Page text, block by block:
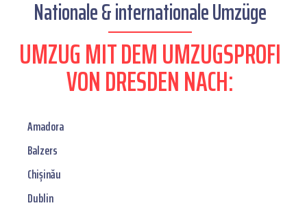
Nationale & internationale Umzüge
UMZUG MIT DEM UMZUGSPROFI
VON DRESDEN NACH:
Amadora
Balzers
Chișinău
Dublin